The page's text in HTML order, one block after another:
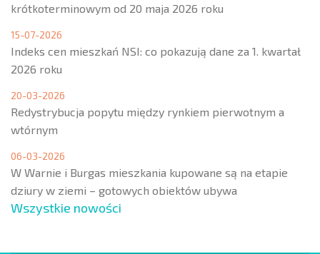
krótkoterminowym od 20 maja 2026 roku
15-07-2026
Indeks cen mieszkań NSI: co pokazują dane za 1. kwartał
2026 roku
20-03-2026
Redystrybucja popytu między rynkiem pierwotnym a
wtórnym
06-03-2026
W Warnie i Burgas mieszkania kupowane są na etapie
dziury w ziemi – gotowych obiektów ubywa
Wszystkie nowości